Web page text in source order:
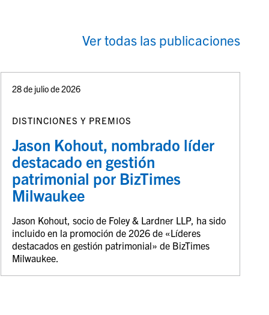
Ver todas las publicaciones
28 de julio de 2026
DISTINCIONES Y PREMIOS
Jason Kohout, nombrado líder
destacado en gestión
patrimonial por BizTimes
Milwaukee
Jason Kohout, socio de Foley & Lardner LLP, ha sido
incluido en la promoción de 2026 de «Líderes
destacados en gestión patrimonial» de BizTimes
Milwaukee.